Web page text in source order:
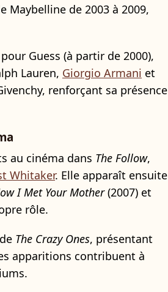
Maybelline de 2003 à 2009,
Guess (à partir de 2000),
Lauren, Giorgio Armani et
renforçant sa présence
au cinéma dans The Follow,
Whitaker. Elle apparaît ensuite
I Met Your Mother(2007) et
rôle.
The Crazy Ones, présentant
apparitions contribuent à